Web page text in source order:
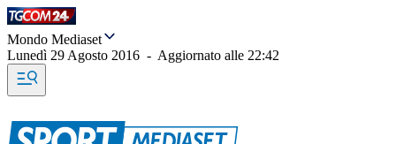
Mondo Mediaset
Lunedì 29 Agosto 2016 - Aggiornato alle 22:42